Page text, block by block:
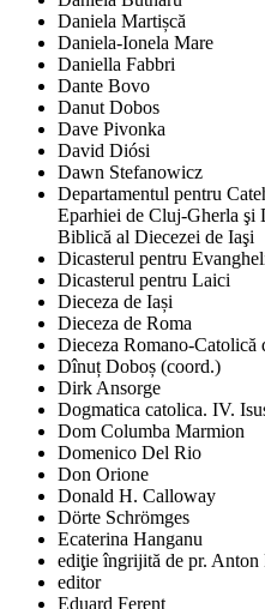
Daniela Martișcă
Daniela-Ionela Mare
Daniella Fabbri
Dante Bovo
Danut Dobos
Dave Pivonka
David Diósi
Dawn Stefanowicz
Departamentul pentru
Eparhiei de Cluj-Gherla şi
Biblică al Diecezei de Iaşi
Dicasterul pentru
Dicasterul pentru Laici
Dieceza de Iași
Dieceza de Roma
Dieceza Romano-Catolică
Dînuț Doboș (coord.)
Dirk Ansorge
Dogmatica catolica. IV.
Dom Columba Marmion
Domenico Del Rio
Don Orione
Donald H. Calloway
Dörte Schrömges
Ecaterina Hanganu
ediţie îngrijită de pr. Anton
editor
Eduard Ferent